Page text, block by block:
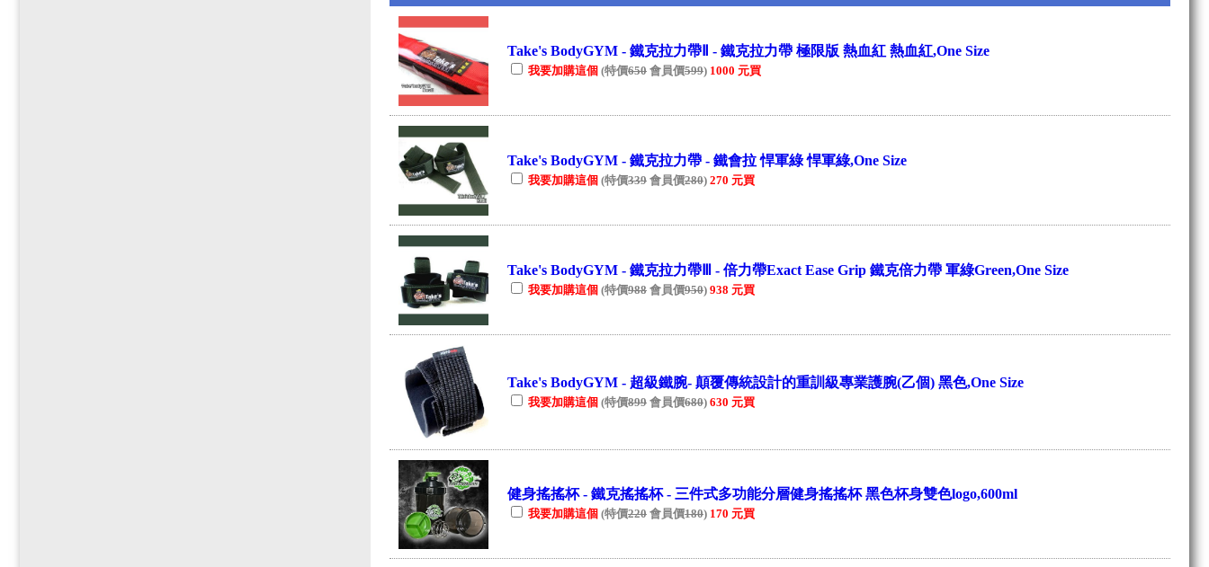
Take's BodyGYM - 鐵克拉力帶Ⅱ - 鐵克拉力帶 極限版 熱血紅 熱血紅,One Size
我要加購這個 (特價650 會員價599) 1000 元買
Take's BodyGYM - 鐵克拉力帶 - 鐵會拉 悍軍綠 悍軍綠,One Size
我要加購這個 (特價339 會員價280) 270 元買
Take's BodyGYM - 鐵克拉力帶Ⅲ - 倍力帶Exact Ease Grip 鐵克倍力帶 軍綠Green,One Size
我要加購這個 (特價988 會員價950) 938 元買
Take's BodyGYM - 超級鐵腕- 顛覆傳統設計的重訓級專業護腕(乙個) 黑色,One Size
我要加購這個 (特價899 會員價680) 630 元買
健身搖搖杯 - 鐵克搖搖杯 - 三件式多功能分層健身搖搖杯 黑色杯身雙色logo,600ml
我要加購這個 (特價220 會員價180) 170 元買